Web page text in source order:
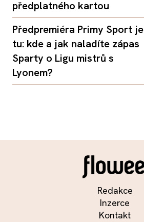
předplatného kartou
Předpremiéra Primy Sport je
tu: kde a jak naladíte zápas
Sparty o Ligu mistrů s
Lyonem?
Redakce
Inzerce
Kontakt